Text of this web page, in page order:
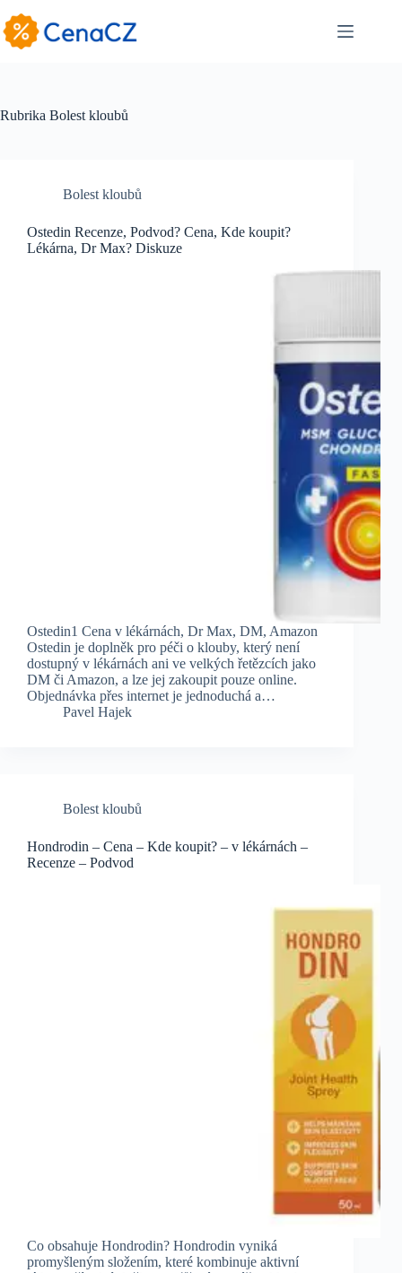
to
content
Rubrika Bolest kloubů
Bolest kloubů
Ostedin Recenze, Podvod? Cena, Kde koupit?
Lékárna, Dr Max? Diskuze
Ostedin1 Cena v lékárnách, Dr Max, DM, Amazon
Ostedin je doplněk pro péči o klouby, který není
dostupný v lékárnách ani ve velkých řetězcích jako
DM či Amazon, a lze jej zakoupit pouze online.
Objednávka přes internet je jednoduchá a…
Pavel Hajek
Bolest kloubů
Hondrodin – Cena – Kde koupit? – v lékárnách –
Recenze – Podvod
Co obsahuje Hondrodin? Hondrodin vyniká
promyšleným složením, které kombinuje aktivní